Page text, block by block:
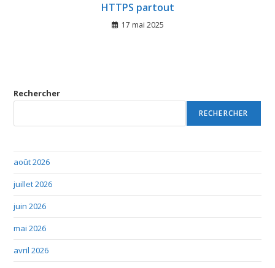
HTTPS partout
17 mai 2025
Rechercher
RECHERCHER
août 2026
juillet 2026
juin 2026
mai 2026
avril 2026